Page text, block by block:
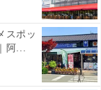
が、その女性と
では、仕事の話
分の何がいけな
スポッ
阿...